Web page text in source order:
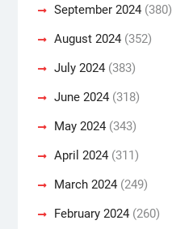
September 2024(380)
August 2024(352)
July 2024(383)
June 2024(318)
May 2024(343)
April 2024(311)
March 2024(249)
February 2024(260)